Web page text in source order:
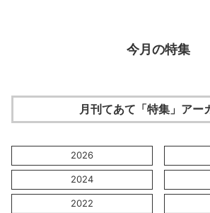
今月の特集
月刊てあて「特集」アー
2026
2024
2022